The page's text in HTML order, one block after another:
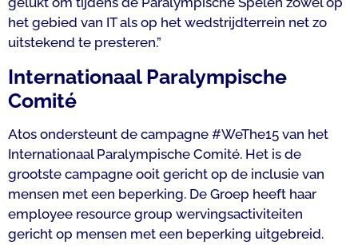
het gebied van IT als op het wedstrijdterrein net zo
uitstekend te presteren.”
Internationaal Paralympische
Comité
Atos ondersteunt de campagne #WeThe15 van het
Internationaal Paralympische Comité. Het is de
grootste campagne ooit gericht op de inclusie van
mensen met een beperking. De Groep heeft haar
employee resource group wervingsactiviteiten
gericht op mensen met een beperking uitgebreid.